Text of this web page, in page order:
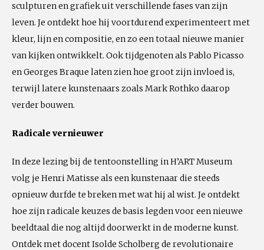
sculpturen en grafiek uit verschillende fases van zijn
leven. Je ontdekt hoe hij voortdurend experimenteert met
kleur, lijn en compositie, en zo een totaal nieuwe manier
van kijken ontwikkelt. Ook tijdgenoten als Pablo Picasso
en Georges Braque laten zien hoe groot zijn invloed is,
terwijl latere kunstenaars zoals Mark Rothko daarop
verder bouwen.
Radicale vernieuwer
In deze lezing bij de tentoonstelling in H’ART Museum
volg je Henri Matisse als een kunstenaar die steeds
opnieuw durfde te breken met wat hij al wist. Je ontdekt
hoe zijn radicale keuzes de basis legden voor een nieuwe
beeldtaal die nog altijd doorwerkt in de moderne kunst.
Ontdek met docent Isolde Scholberg de revolutionaire